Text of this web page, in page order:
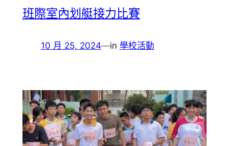
班際室內划艇接力比賽
10 月 25, 2024—in 學校活動